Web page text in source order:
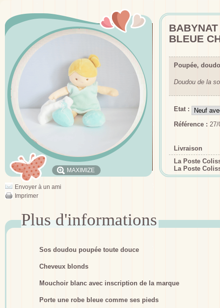
MAXIMIZE
Envoyer à un ami
Imprimer
BLEUE
Poupée,
Doudou de la
Etat :
Référence : 27/
Livraison
La Poste
La Poste
Sos doudou poupée toute douce
Cheveux blonds
Mouchoir blanc avec inscription de la marque
Porte une robe bleue comme ses pieds